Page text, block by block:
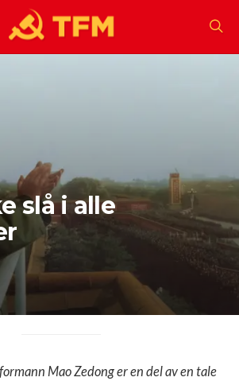
slå i alle
Mao Zedong er en del av en tale